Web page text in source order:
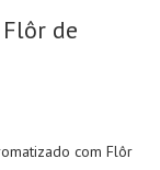
de
com Flôr